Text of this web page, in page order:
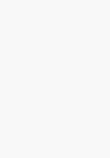
Regional werben auf